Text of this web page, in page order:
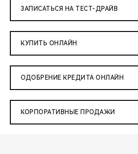
ЗАПИСАТЬСЯ НА ТЕСТ-ДРАЙВ
КУПИТЬ ОНЛАЙН
ОДОБРЕНИЕ КРЕДИТА ОНЛАЙН
КОРПОРАТИВНЫЕ ПРОДАЖИ